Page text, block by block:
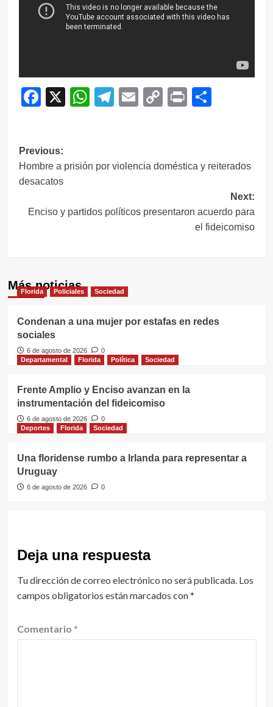
Facebook
X WhatsApp
Telegram
EmailCopy
Print
Navegación
de
Previous:
Hombre a prisión por violencia doméstica y reiterados
desacatos
Next:
Enciso y partidos políticos presentaron acuerdo para
el fideicomiso
Más noticias
Florida Policiales Sociedad
Condenan a una mujer por estafas en redes
sociales
6 de agosto de 2026
0
Departamental
Florida Política Sociedad
Frente Amplio y Enciso avanzan en la
instrumentación del fideicomiso
6 de agosto de 2026
0
Deportes
Florida Sociedad
Una floridense rumbo a Irlanda para representar a
Uruguay
6 de agosto de 2026 0
Deja una respuesta
Tu dirección de correo electrónico no será publicada. Los
campos obligatorios están marcados con*
Comentario *